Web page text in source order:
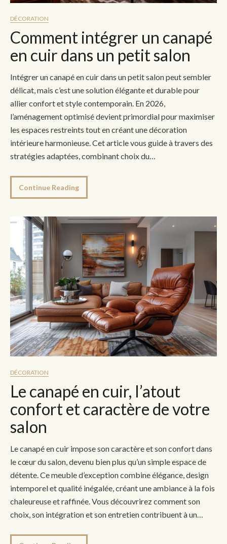
DÉCORATION
Comment intégrer un canapé
en cuir dans un petit salon
Intégrer un canapé en cuir dans un petit salon peut sembler
délicat, mais c’est une solution élégante et durable pour
allier confort et style contemporain. En 2026,
l’aménagement optimisé devient primordial pour maximiser
les espaces restreints tout en créant une décoration
intérieure harmonieuse. Cet article vous guide à travers des
stratégies adaptées, combinant choix du…
Continue Reading
DÉCORATION
Le canapé en cuir, l’atout
confort et caractère de votre
salon
Le canapé en cuir impose son caractère et son confort dans
le cœur du salon, devenu bien plus qu’un simple espace de
détente. Ce meuble d’exception combine élégance, design
intemporel et qualité inégalée, créant une ambiance à la fois
chaleureuse et raffinée. Vous découvrirez comment son
choix, son intégration et son entretien contribuent à un…